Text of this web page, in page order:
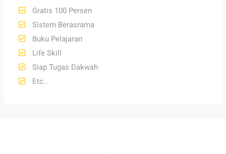
Gratis 100 Persen
Sistem Berasrama
Buku Pelajaran
Life Skill
Siap Tugas Dakwah
Etc..